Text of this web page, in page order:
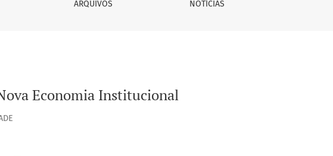
ARQUIVOS NOTÍCIAS
Economia Institucional